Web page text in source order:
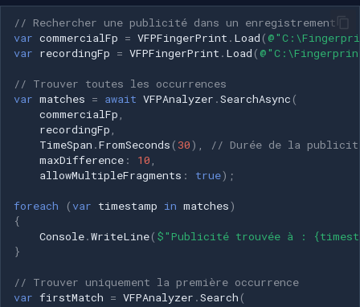
// Rechercher une publicité dans un enregistrement
var commercialFp = VFPFingerPrint . Load (
var recordingFp = VFPFingerPrint . Load (
// Trouver toutes les occurrences
var matches = await VFPAnalyzer .SearchAsync (
commercialFp
recordingFp
TimeSpan .FromSeconds ( 30),
// Durée de la
maxDifference : 10
allowMultipleFragments : true);
foreach ( var timestamp in matches)
{
Console.WriteLine( $"Publicité trouvée à :
}
// Trouver uniquement la première occurrence
var firstMatch = VFPAnalyzer .Search (